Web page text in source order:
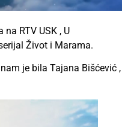
RTV USK , U
Život i Marama.
je bila Tajana Bišćević ,